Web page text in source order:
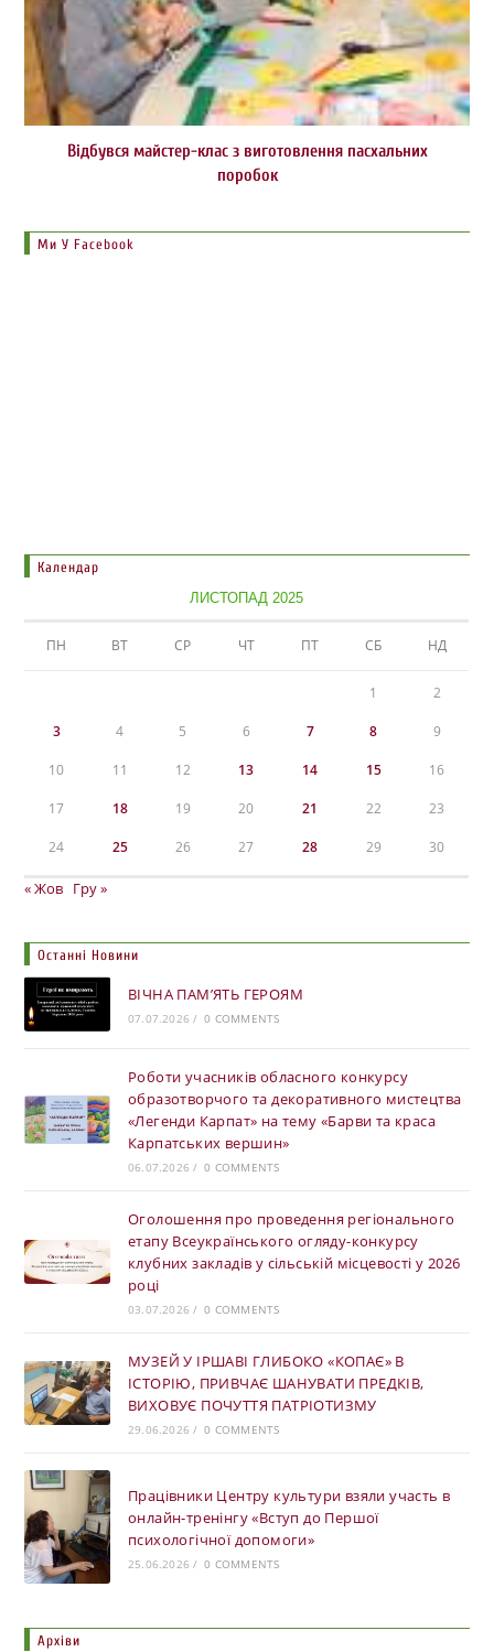
Відбувся майстер-клас з виготовлення пасхальних
поробок
Ми У Facebook
Календар
ЛИСТОПАД 2025
ПН ВТ СР ЧТ ПТ СБ НД
1 2
3 4 5 6 7 8 9
10 11 12 13 14 15 16
17 18 19 20 21 22 23
24 25 26 27 28 29 30
« Жов Гру »
Останні Новини
ВІЧНА ПАМ’ЯТЬ ГЕРОЯМ
07.07.2026 / 0 COMMENTS
Роботи учасників обласного конкурсу
образотворчого та декоративного мистецтва
«Легенди Карпат» на тему «Барви та краса
Карпатських вершин»
06.07.2026 / 0 COMMENTS
Оголошення про проведення регіонального
етапу Всеукраїнського огляду-конкурсу
клубних закладів у сільській місцевості у 2026
році
03.07.2026 / 0 COMMENTS
МУЗЕЙ У ІРШАВІ ГЛИБОКО «КОПАЄ» В
ІСТОРІЮ, ПРИВЧАЄ ШАНУВАТИ ПРЕДКІВ,
ВИХОВУЄ ПОЧУТТЯ ПАТРІОТИЗМУ
29.06.2026 / 0 COMMENTS
Працівники Центру культури взяли участь в
онлайн-тренінгу «Вступ до Першої
психологічної допомоги»
25.06.2026 / 0 COMMENTS
Архіви